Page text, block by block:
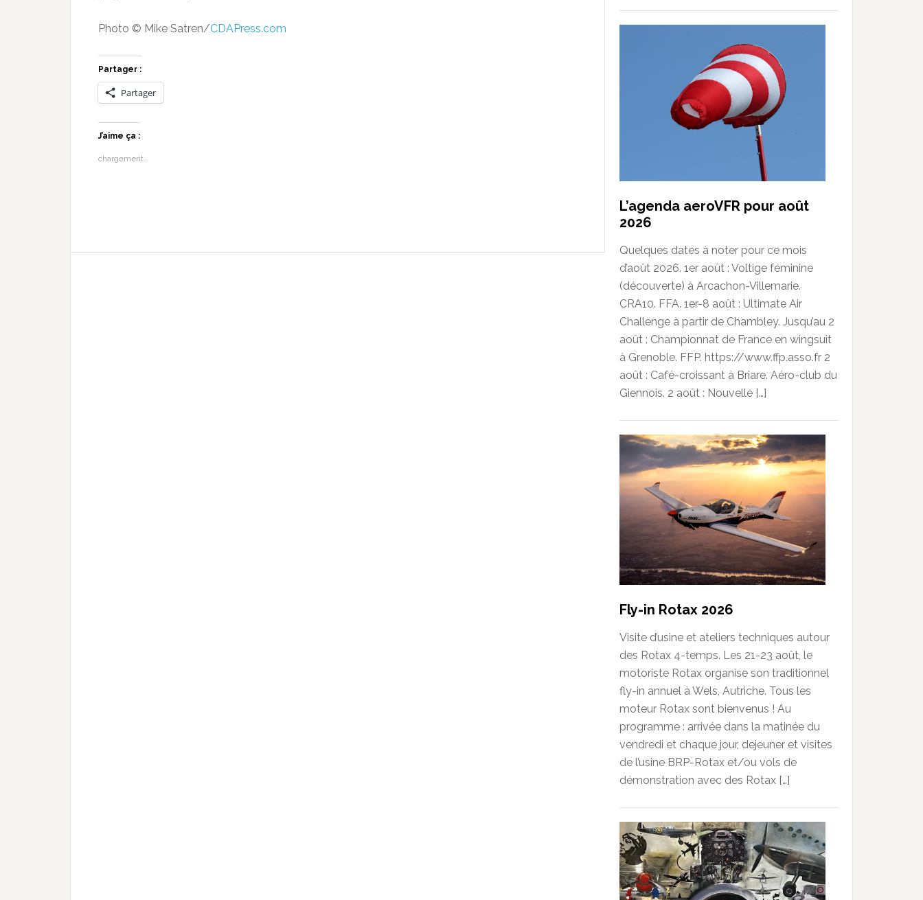
Photo © Mike Satren/CDAPress.com
Partager :
Partager
J’aime ça :
chargement…
L’agenda aeroVFR pour août
2026
Quelques dates à noter pour ce mois
d’août 2026. 1er août : Voltige féminine
(découverte) à Arcachon-Villemarie.
CRA10. FFA. 1er-8 août : Ultimate Air
Challenge à partir de Chambley. Jusqu’au 2
août : Championnat de France en wingsuit
à Grenoble. FFP. https://www.ffp.asso.fr 2
août : Café-croissant à Briare. Aéro-club du
Giennois. 2 août : Nouvelle […]
Fly-in Rotax 2026
Visite d’usine et ateliers techniques autour
des Rotax 4-temps. Les 21-23 août, le
motoriste Rotax organise son traditionnel
fly-in annuel à Wels, Autriche. Tous les
moteur Rotax sont bienvenus ! Au
programme : arrivée dans la matinée du
vendredi et chaque jour, dejeuner et visites
de l’usine BRP-Rotax et/ou vols de
démonstration avec des Rotax […]